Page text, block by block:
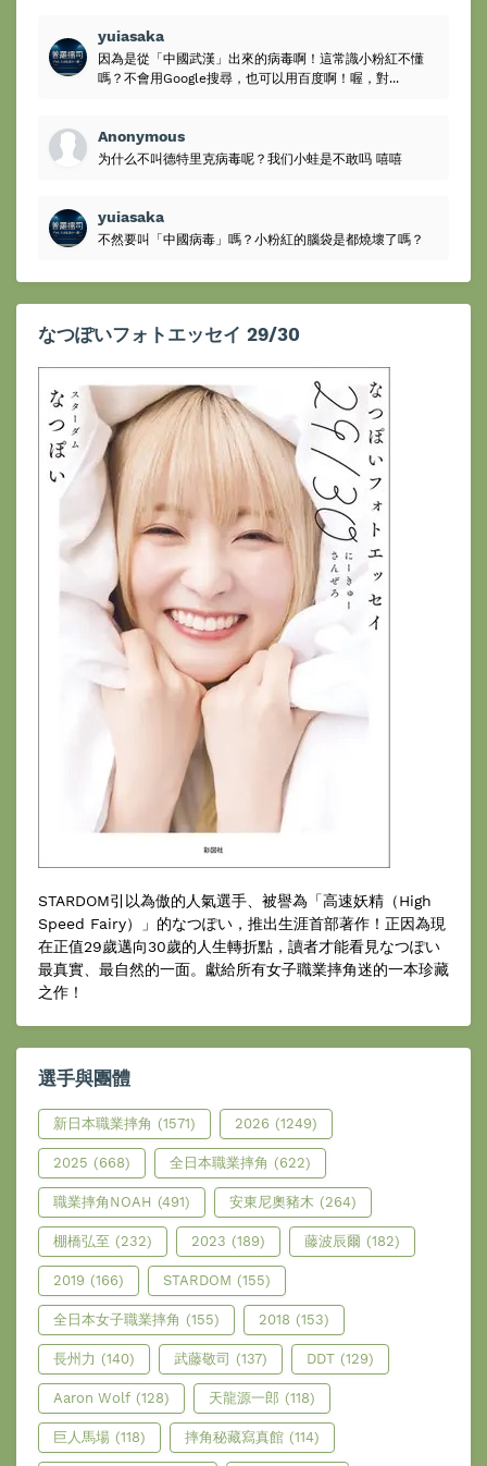
yuiasaka
因為是從「中國武漢」出來的病毒啊！這常識小粉紅不懂
嗎？不會用Google搜尋，也可以用百度啊！喔，對...
Anonymous
为什么不叫德特里克病毒呢？我们小蛙是不敢吗 嘻嘻
yuiasaka
不然要叫「中國病毒」嗎？小粉紅的腦袋是都燒壞了嗎？
なつぽいフォトエッセイ 29/30
STARDOM引以為傲的人氣選手、被譽為「高速妖精（High
Speed Fairy）」的なつぽい，推出生涯首部著作！正因為現
在正值29歲邁向30歲的人生轉折點，讀者才能看見なつぽい
最真實、最自然的一面。獻給所有女子職業摔角迷的一本珍藏
之作！
選手與團體
新日本職業摔角 (1571) 2026 (1249)
2025 (668) 全日本職業摔角 (622)
職業摔角NOAH (491) 安東尼奧豬木 (264)
棚橋弘至 (232) 2023 (189) 藤波辰爾 (182)
2019 (166) STARDOM (155)
全日本女子職業摔角 (155) 2018 (153)
長州力 (140) 武藤敬司 (137) DDT (129)
Aaron Wolf (128) 天龍源一郎 (118)
巨人馬場 (118) 摔角秘藏寫真館 (114)